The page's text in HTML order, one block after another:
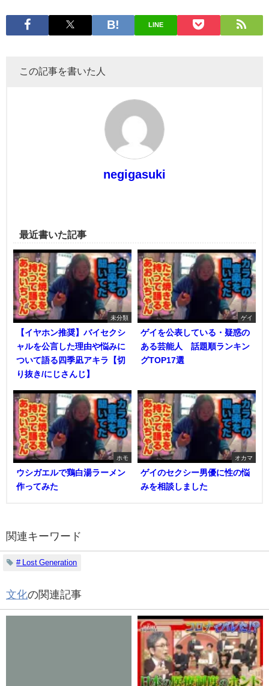
LINE
この記事を書いた人
negigasuki
最近書いた記事
未分類
【イヤホン推奨】バイセクシ
ャルを公言した理由や悩みに
ついて語る四季凪アキラ【切
り抜き/にじさんじ】
ゲイ
ゲイを公表している・疑惑の
ある芸能人 話題順ランキン
グTOP17選
ホモ
ウシガエルで鶏白湯ラーメン
作ってみた
オカマ
ゲイのセクシー男優に性の悩
みを相談しました
関連キーワード
# Lost Generation
文化の関連記事